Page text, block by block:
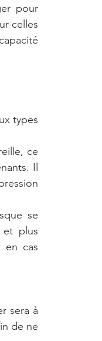
pour
celles
types
ce
Il
se
et plus
en cas
sera à
de ne